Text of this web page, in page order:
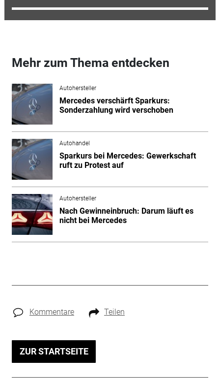
Mehr zum Thema entdecken
Autohersteller
Mercedes verschärft Sparkurs:
Sonderzahlung wird verschoben
Autohandel
Sparkurs bei Mercedes: Gewerkschaft
ruft zu Protest auf
Autohersteller
Nach Gewinneinbruch: Darum läuft es
nicht bei Mercedes
Kommentare Teilen
ZUR STARTSEITE